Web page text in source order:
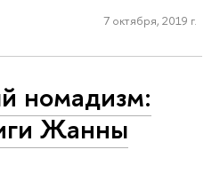
7 октября, 2019 г.
номадизм:
Жанны